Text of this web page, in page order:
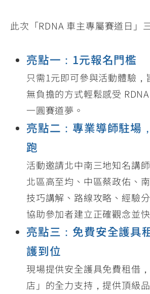
此次「RDNA 車主專屬賽道日」
亮點一：1元報名門檻
只需1元即可參與活動體驗，
無負擔的方式輕鬆感受
一圓賽道夢。
亮點二：專業導師駐場
跑
活動邀請北中南三地知名講
北區高至均、中區蔡政佑、
技巧講解、路線攻略、經驗
協助參加者建立正確觀念並
亮點三：免費安全護具
護到位
現場提供安全護具免費租借
店」的全力支持，提供頂級